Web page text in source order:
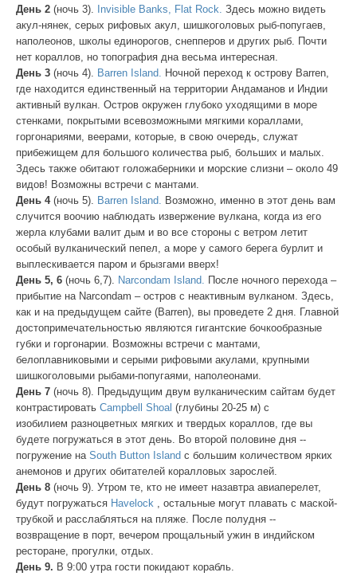
День 2 (ночь 3). Invisible Banks, Flat Rock. Здесь можно видеть
акул-нянек, серых рифовых акул, шишкоголовых рыб-попугаев,
наполеонов, школы единорогов, снепперов и других рыб. Почти
нет кораллов, но топография дна весьма интересная.
День 3 (ночь 4). Barren Island.
Ночной переход к острову Barren,
где находится единственный на территории Андаманов и Индии
активный вулкан. Остров окружен глубоко уходящими в море
стенками, покрытыми всевозможными мягкими кораллами,
горгонариями, веерами, которые, в свою очередь, служат
прибежищем для большого количества рыб, больших и малых.
Здесь также обитают голожаберники и морские слизни – около 49
видов! Возможны встречи с мантами.
День 4(ночь 5). Barren Island.
Возможно, именно в этот день вам
случится воочию наблюдать извержение вулкана, когда из его
жерла клубами валит дым и во все стороны с ветром летит
особый вулканический пепел, а море у самого берега бурлит и
выплескивается паром и брызгами вверх!
День 5, 6 (ночь 6,7). Narcondam Island.
После ночного перехода –
прибытие на Narcondam – остров с неактивным вулканом. Здесь,
как и на предыдущем сайте (Barren), вы проведете 2 дня. Главной
достопримечательностью являются гигантские бочкообразные
губки и горгонарии. Возможны встречи с мантами,
белоплавниковыми и серыми рифовыми акулами, крупными
шишкоголовыми рыбами-попугаями, наполеонами.
День 7 (ночь 8). Предыдущим двум вулканическим сайтам будет
контрастировать Campbell Shoal (глубины 20-25 м) с
изобилием разноцветных мягких и твердых кораллов, где вы
будете погружаться в этот день. Во второй половине дня --
погружение на South Button Island с большим количеством ярких
анемонов и других обитателей коралловых зарослей.
День 8 (ночь 9). Утром те, кто не имеет назавтра авиаперелет,
будут погружаться Havelock , остальные могут плавать с маской-
трубкой и расслабляться на пляже. После полудня --
возвращение в порт, вечером прощальный ужин в индийском
ресторане, прогулки, отдых.
День 9. В 9:00 утра гости покидают корабль.